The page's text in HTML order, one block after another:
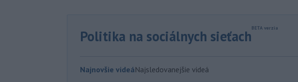
Politika na sociálnych sieťach
Najnovšie videáNajsledovanejšie videá